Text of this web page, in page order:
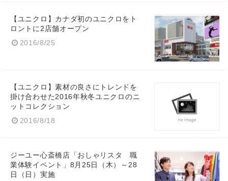
【ユニクロ】カナダ初のユニクロをト
ロントに2店舗オープン
2016/8/25
【ユニクロ】素材の良さにトレンドを
掛け合わせた2016年秋冬ユニクロのニ
ットコレクション
2016/8/18
ジーユー心斎橋店「おしゃリスタ 職
業体験イベント」8月25日（木）～28
日（日）実施